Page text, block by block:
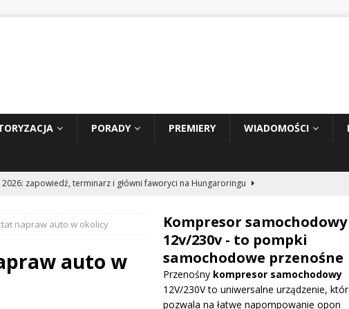
PORADY PREMIERY WIADOMOŚCI
2026: zapowiedź, terminarz i główni faworyci na Hungaroringu
2: Tom Cruise wraca za kierownicę NASCAR
WIADOMOŚCI
dużą aktualizację na GP Węgier i testuje skrzydło Macarena
napraw auto w okolicy
auto w
Kompresor samochodowy
12v/230v - to pompki
samochodowe przenośne
Przenośny kompresor samochodowy
12V/230V to uniwersalne urządzenie,
pozwala na łatwe napompowanie opon